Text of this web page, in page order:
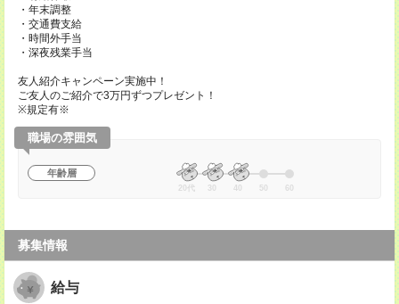
・年末調整
・交通費支給
・時間外手当
・深夜残業手当
友人紹介キャンペーン実施中！
ご友人のご紹介で3万円ずつプレゼント！
※規定有※
職場の雰囲気
年齢層
20代 30 40 50 60
募集情報
給与